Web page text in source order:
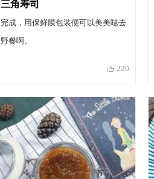
三角寿司
完成，用保鲜膜包装便可以美美哒去
野餐啊。
220